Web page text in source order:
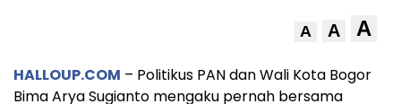
A A A
HALLOUP.COM – Politikus PAN dan Wali Kota Bogor
Bima Arya Sugianto mengaku pernah bersama